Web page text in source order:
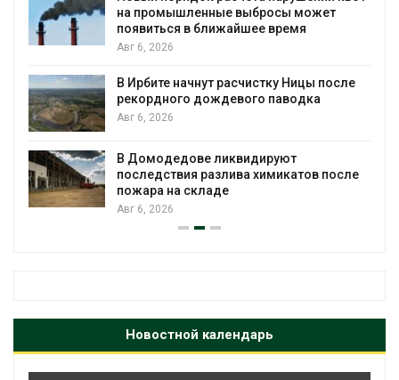
Авг 5, 2026
для охраны израильской тюрьмы
Авг 5, 2026
климата»: исследование показало
пределы экологических расчётов
Авг 5, 2026
Новостной календарь